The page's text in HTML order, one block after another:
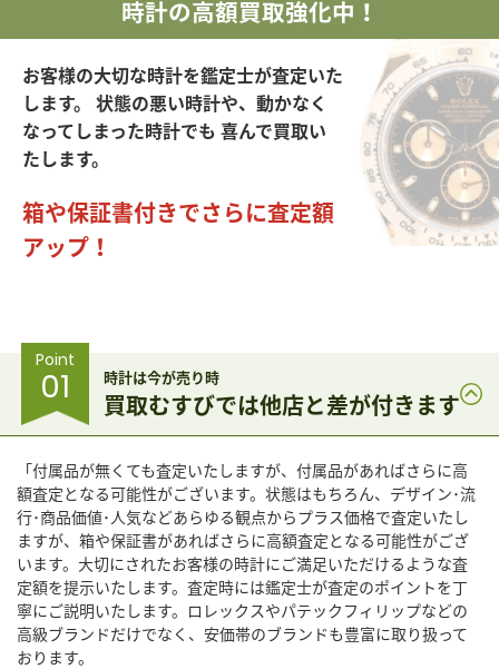
時計の高額買取強化中！
お客様の大切な時計を鑑定士が査定いた
します。 状態の悪い時計や、動かなく
なってしまった時計でも 喜んで買取い
たします。
箱や保証書付きでさらに査定額
アップ！
Point
01 時計は今が売り時
買取むすびでは他店と差が付きます
「付属品が無くても査定いたしますが、付属品があればさらに高
額査定となる可能性がございます。状態はもちろん、デザイン･流
行･商品価値･人気などあらゆる観点からプラス価格で査定いたし
ますが、箱や保証書があればさらに高額査定となる可能性がござ
います。大切にされたお客様の時計にご満足いただけるような査
定額を提示いたします。査定時には鑑定士が査定のポイントを丁
寧にご説明いたします。ロレックスやパテックフィリップなどの
高級ブランドだけでなく、安価帯のブランドも豊富に取り扱って
おります。